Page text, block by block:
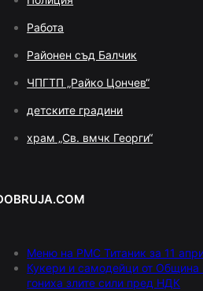
Работа
Районен съд Балчик
ЧПГТП „Райко Цончев“
детските градини
храм „Св. вмчк Георги“
Меню на РМС Титаник за 11
Кукери и самодейци от
гониха злите сили пред НДК